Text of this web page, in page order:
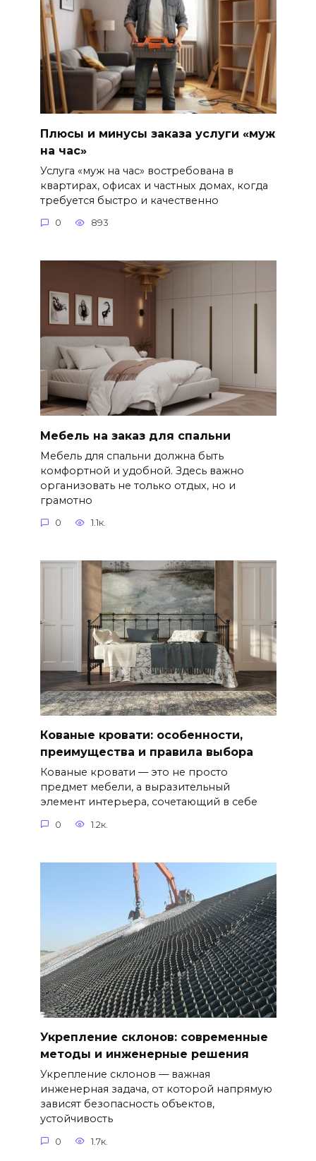
Плюсы и минусы заказа услуги «муж
на час»
Услуга «муж на час» востребована в
квартирах, офисах и частных домах, когда
требуется быстро и качественно
0 893
Мебель на заказ для спальни
Мебель для спальни должна быть
комфортной и удобной. Здесь важно
организовать не только отдых, но и
грамотно
0 1.1к.
Кованые кровати: особенности,
преимущества и правила выбора
Кованые кровати — это не просто
предмет мебели, а выразительный
элемент интерьера, сочетающий в себе
0 1.2к.
Укрепление склонов: современные
методы и инженерные решения
Укрепление склонов — важная
инженерная задача, от которой напрямую
зависят безопасность объектов,
устойчивость
0 1.7к.